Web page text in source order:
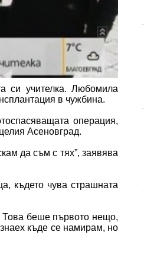
си учителка. Любомила
в чужбина.
операция,
Асеновград.
да съм с тях”, заявява
където чува страшната
Това беше първото нещо,
къде се намирам, но